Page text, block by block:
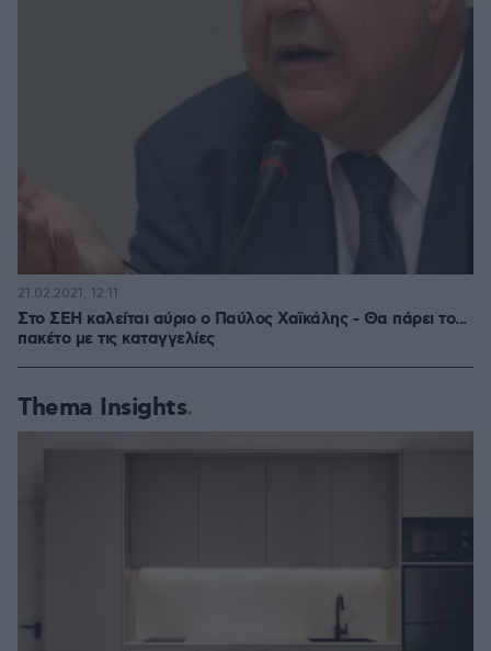
Στο ΣΕΗ καλείται αύριο ο Παύλος Χαϊκάλης - Θα πάρει το...
πακέτο με τις καταγγελίες
21.02.2021, 12:11
Thema Insights